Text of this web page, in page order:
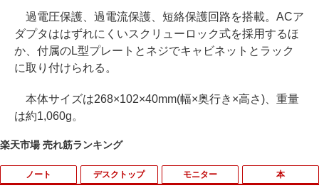
過電圧保護、過電流保護、短絡保護回路を搭載。ACア
ダプタははずれにくいスクリューロック式を採用するほ
か、付属のL型プレートとネジでキャビネットとラック
に取り付けられる。
本体サイズは268×102×40mm(幅×奥行き×高さ)、重量
は約1,060g。
楽天市場 売れ筋ランキング
ノート デスクトップ モニター 本